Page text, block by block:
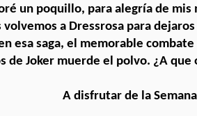
un poquillo, para alegría de mis
volvemos a Dressrosa para
esa saga, el memorable
de Joker muerde el polvo. ¿A
A disfrutar de la